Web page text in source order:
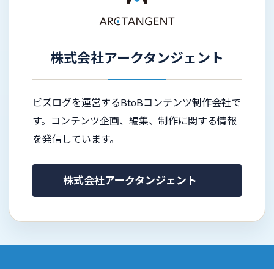
株式会社アークタンジェント
ビズログを運営するBtoBコンテンツ制作会社で
す。コンテンツ企画、編集、制作に関する情報
を発信しています。
株式会社アークタンジェント